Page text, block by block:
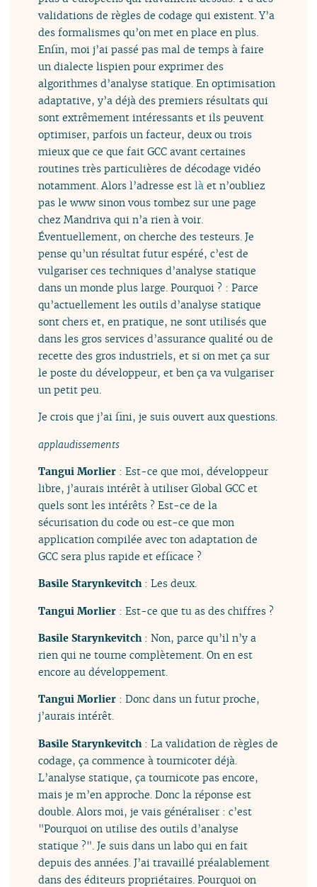
validations de règles de codage qui existent. Y’a
des formalismes qu’on met en place en plus.
Enfin, moi j’ai passé pas mal de temps à faire
un dialecte lispien pour exprimer des
algorithmes d’analyse statique. En optimisation
adaptative, y’a déjà des premiers résultats qui
sont extrêmement intéressants et ils peuvent
optimiser, parfois un facteur, deux ou trois
mieux que ce que fait GCC avant certaines
routines très particulières de décodage vidéo
notamment. Alors l’adresse estlà et n’oubliez
pas le www sinon vous tombez sur une page
chez Mandriva qui n’a rien à voir.
Éventuellement, on cherche des testeurs. Je
pense qu’un résultat futur espéré, c’est de
vulgariser ces techniques d’analyse statique
dans un monde plus large. Pourquoi ? : Parce
qu’actuellement les outils d’analyse statique
sont chers et, en pratique, ne sont utilisés que
dans les gros services d’assurance qualité ou de
recette des gros industriels, et si on met ça sur
le poste du développeur, et ben ça va vulgariser
un petit peu.
Je crois que j’ai fini, je suis ouvert aux questions.
applaudissements
Tangui Morlier : Est-ce que moi, développeur
libre, j’aurais intérêt à utiliser Global GCC et
quels sont les intérêts ? Est-ce de la
sécurisation du code ou est-ce que mon
application compilée avec ton adaptation de
GCC sera plus rapide et efficace ?
Basile Starynkevitch: Les deux.
Tangui Morlier : Est-ce que tu as des chiffres ?
Basile Starynkevitch: Non, parce qu’il n’y a
rien qui ne tourne complètement. On en est
encore au développement.
Tangui Morlier : Donc dans un futur proche,
j’aurais intérêt.
Basile Starynkevitch: La validation de règles de
codage, ça commence à tournicoter déjà.
L’analyse statique, ça tournicote pas encore,
mais je m’en approche. Donc la réponse est
double. Alors moi, je vais généraliser : c’est
"Pourquoi on utilise des outils d’analyse
statique ?". Je suis dans un labo qui en fait
depuis des années. J’ai travaillé préalablement
dans des éditeurs propriétaires. Pourquoi on